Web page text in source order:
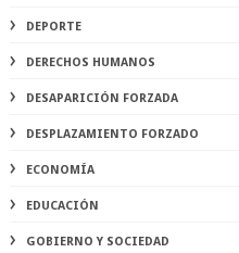
DEPORTE
DERECHOS HUMANOS
DESAPARICIÓN FORZADA
DESPLAZAMIENTO FORZADO
ECONOMÍA
EDUCACIÓN
GOBIERNO Y SOCIEDAD